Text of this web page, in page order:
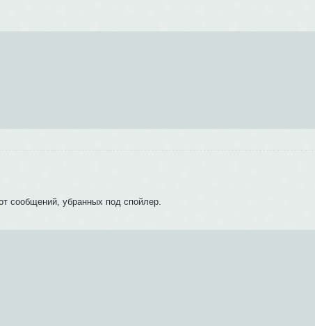
сообщений, убранных под спойлер.